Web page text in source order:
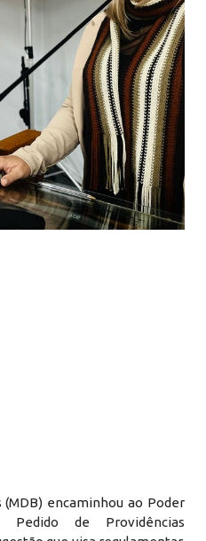
encaminhou ao Poder
Pedido de Providências